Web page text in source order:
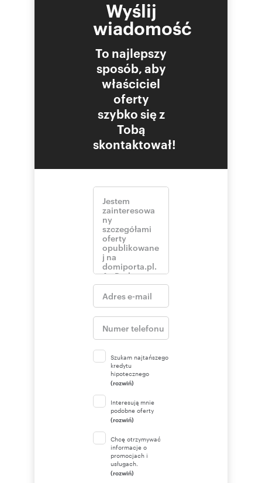
Wyślij
wiadomość
To najlepszy
sposób, aby
właściciel
oferty
szybko się z
Tobą
skontaktował!
Szukam najtańszego
kredytu
hipotecznego
(rozwiń)
Interesują mnie
podobne oferty
(rozwiń)
Chcę otrzymywać
informacje o
promocjach i
usługach.
(rozwiń)